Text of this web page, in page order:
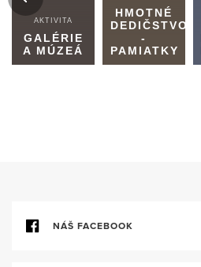
AKTIVITA
GALÉRIE
A MÚZEÁ
HMOTNÉ
DEDIČSTVO
-
PAMIATKY
NÁŠ FACEBOOK